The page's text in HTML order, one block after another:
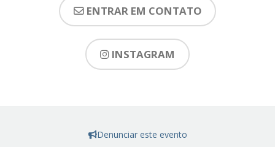
ENTRAR EM CONTATO
INSTAGRAM
Denunciar este evento